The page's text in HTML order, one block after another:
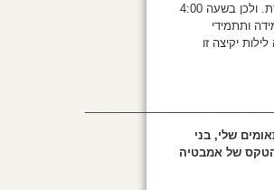
מלטונין הינו הורמון השינה שנמצא בשיאו בתחילת הלילה אך משעה 24:00 לערך הוא מתחיל לרדת. ולכן בשעה 4:00
גם כאן במידה ותתמידי
יקיצה זו
שלי, בני
הטקס של אמבטיה